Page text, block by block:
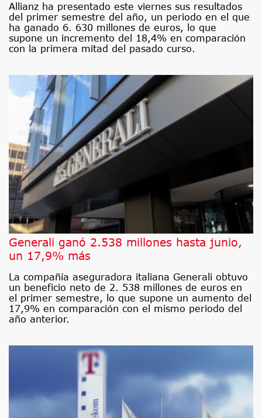
Allianz ha presentado este viernes sus resultados
del primer semestre del año, un periodo en el que
ha ganado 6. 630 millones de euros, lo que
supone un incremento del 18,4% en comparación
con la primera mitad del pasado curso.
Generali ganó 2.538 millones hasta junio,
un 17,9% más
La compañía aseguradora italiana Generali obtuvo
un beneficio neto de 2. 538 millones de euros en
el primer semestre, lo que supone un aumento del
17,9% en comparación con el mismo periodo del
año anterior.